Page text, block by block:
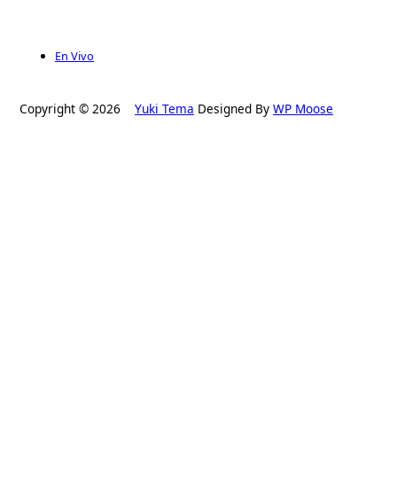
En Vivo
Copyright © 2026 Yuki Tema Designed By WP Moose